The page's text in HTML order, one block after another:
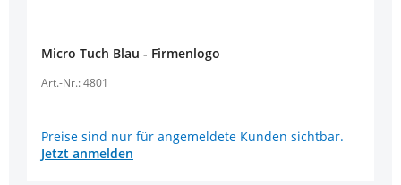
Micro Tuch Blau - Firmenlogo
Art.-Nr.: 4801
Preise sind nur für angemeldete Kunden sichtbar.
Jetzt anmelden